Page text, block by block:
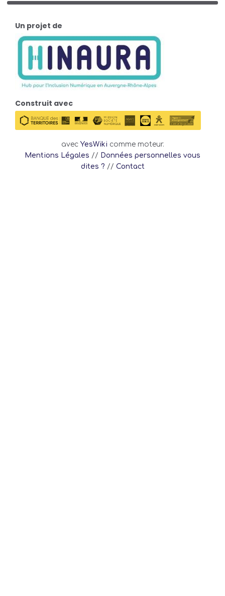
Un projet de
Construit avec
avec YesWiki comme moteur.
Mentions Légales // Données personnelles vous
dites ? // Contact